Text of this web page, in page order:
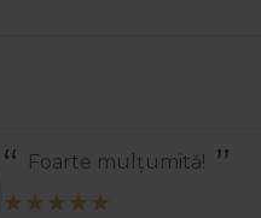
S
Recomand